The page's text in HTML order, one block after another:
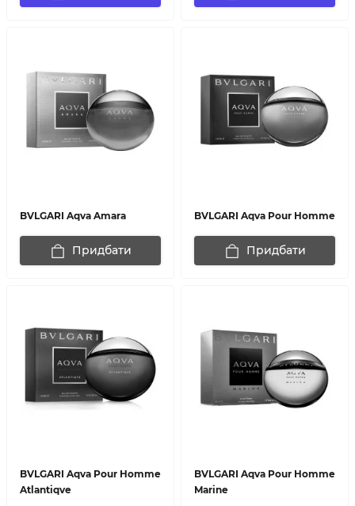
BVLGARI Aqva Amara
Придбати
BVLGARI Aqva Pour Homme
Придбати
BVLGARI Aqva Pour Homme
Atlantiqve
BVLGARI Aqva Pour Homme
Marine